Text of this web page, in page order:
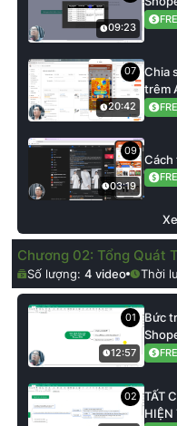
09:23
07
20:42
Chia
trêm
09
03:19
Cách
Chương 02: Tổng Quát
Số lượng:4 video Thời
01
12:57
Bức
02
TẤT
HIỆN